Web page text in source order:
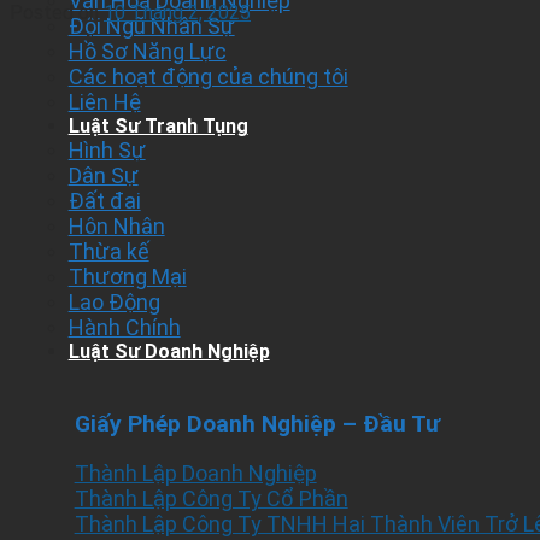
Đội Ngũ Nhân Sự
Hồ Sơ Năng Lực
Các hoạt động của chúng tôi
Liên Hệ
Luật Sư Tranh Tụng
Hình Sự
Dân Sự
Đất đai
Hôn Nhân
Thừa kế
Thương Mại
Lao Động
Hành Chính
Luật Sư Doanh Nghiệp
Giấy Phép Doanh Nghiệp – Đầu Tư
Thành Lập Doanh Nghiệp
Thành Lập Công Ty Cổ Phần
Thành Lập Công Ty TNHH Hai Thành Viên Trở
Posted on10 Tháng 2, 2025